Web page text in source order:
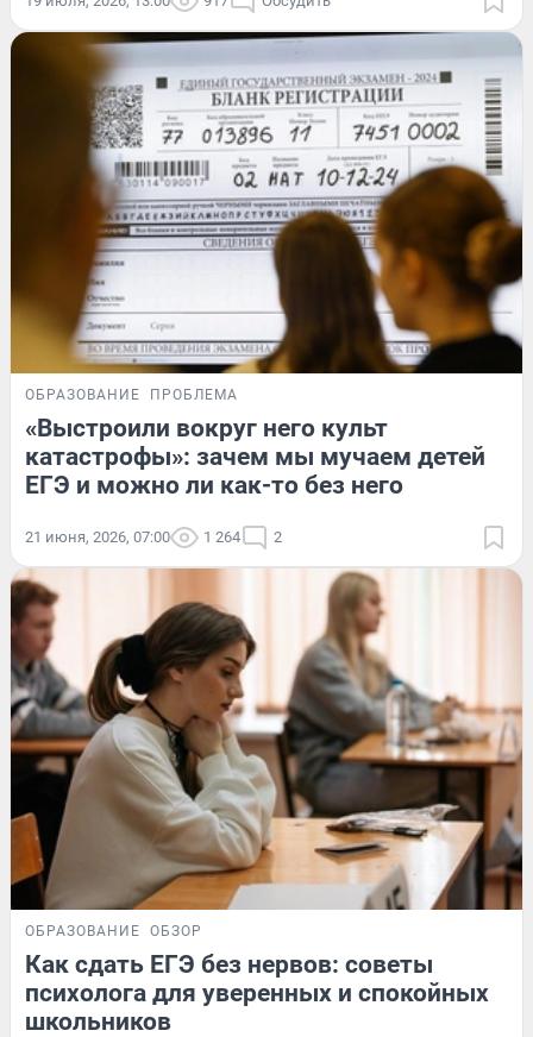
ОБРАЗОВАНИЕ ПРОБЛЕМА
«Выстроили вокруг него культ
катастрофы»: зачем мы мучаем детей
ЕГЭ и можно ли как-то без него
21 июня, 2026, 07:00 1 264 2
ОБРАЗОВАНИЕ ОБЗОР
Как сдать ЕГЭ без нервов: советы
психолога для уверенных и спокойных
школьников